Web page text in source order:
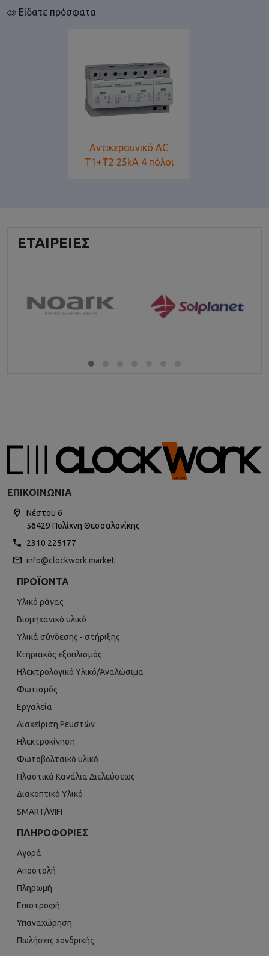
Είδατε πρόσφατα
Αντικεραυνικό AC
T1+T2 25kA 4 πόλοι
ΕΤΑΙΡΕΊΕΣ
ΕΠΙΚΟΙΝΩΝΊΑ
Νέστου 6
56429 Πολίχνη Θεσσαλονίκης
2310 225177
info@clockwork.market
ΠΡΟΪΌΝΤΑ
Υλικό ράγας
Βιομηχανικό υλικό
Υλικά σύνδεσης - στήριξης
Κτηριακός εξοπλισμός
Ηλεκτρολογικό Υλικό/Αναλώσιμα
Φωτισμός
Εργαλεία
Διαχείριση Ρευστών
Ηλεκτροκίνηση
Φωτοβολταϊκό υλικό
Πλαστικά Κανάλια Διελεύσεως
Διακοπτικό Υλικό
SMART/WIFI
ΠΛΗΡΟΦΟΡΊΕΣ
Αγορά
Αποστολή
Πληρωμή
Επιστροφή
Υπαναχώρηση
Πωλήσεις χονδρικής